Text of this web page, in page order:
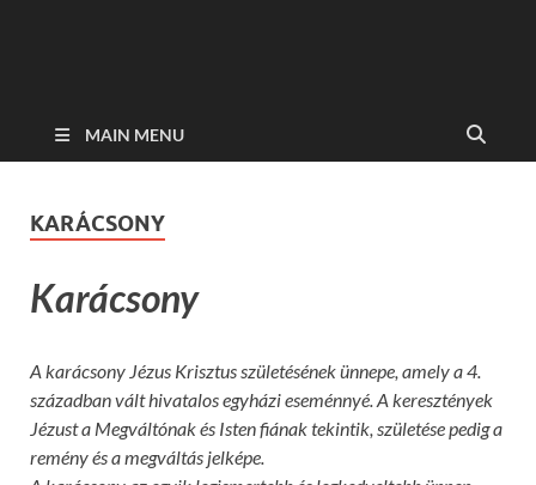
MAIN MENU
KARÁCSONY
Karácsony
A karácsony Jézus Krisztus születésének ünnepe, amely a 4.
században vált hivatalos egyházi eseménnyé. A keresztények
Jézust a Megváltónak és Isten fiának tekintik, születése pedig a
remény és a megváltás jelképe.